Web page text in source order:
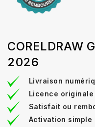
CORELDRAW
2026
Livraison
Licence originale
Satisfait ou
Activation simple